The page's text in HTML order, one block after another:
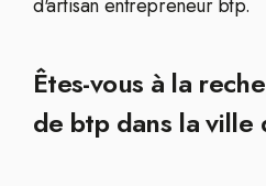
Êtes-vous à la
de btp dans la ville